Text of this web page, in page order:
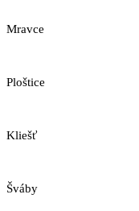
Mravce
Ploštice
Kliešť
Šváby